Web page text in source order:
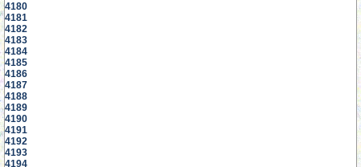
4180
4181
4182
4183
4184
4185
4186
4187
4188
4189
4190
4191
4192
4193
4194